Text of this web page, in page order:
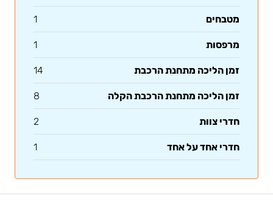
מטבחים 1
מרפסות 1
זמן הליכה מתחנת הרכבת 14
זמן הליכה מתחנת הרכבת הקלה 8
חדרי צוות 2
חדרי אחד על אחד 1